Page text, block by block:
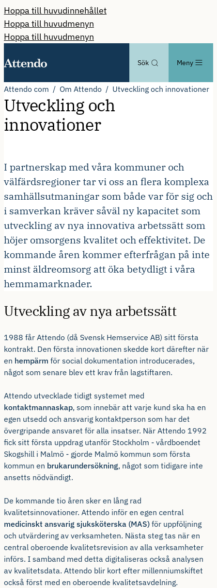
Hoppa till huvudinnehållet
Hoppa till huvudmenyn
Hoppa till huvudmenyn
Sök Meny
Attendo com Om Attendo Utveckling och innovationer
Utveckling och
innovationer
I partnerskap med våra kommuner och
välfärdsregioner tar vi oss an flera komplexa
samhällsutmaningar som både var för sig och
i samverkan kräver såväl ny kapacitet som
utveckling av nya innovativa arbetssätt som
höjer omsorgens kvalitet och effektivitet. De
kommande åren kommer efterfrågan på inte
minst äldreomsorg att öka betydligt i våra
hemmamarknader.
Utveckling av nya arbetssätt
1988 får Attendo (då Svensk Hemservice AB) sitt första
kontrakt. Den första innovationen skedde kort därefter när
en hempärm för social dokumentation introducerades,
något som senare blev ett krav från lagstiftaren.
Attendo utvecklade tidigt systemet med
kontaktmannaskap, som innebär att varje kund ska ha en
egen utsedd och ansvarig kontaktperson som har det
övergripande ansvaret för alla insatser. När Attendo 1992
fick sitt första uppdrag utanför Stockholm - vårdboendet
Skogshill i Malmö - gjorde Malmö kommun som första
kommun en brukarundersökning, något som tidigare inte
ansetts nödvändigt.
De kommande tio åren sker en lång rad
kvalitetsinnovationer. Attendo inför en egen central
medicinskt ansvarig sjuksköterska (MAS) för uppföljning
och utvärdering av verksamheten. Nästa steg tas när en
central oberoende kvalitetsrevision av alla verksamheter
införs. I samband med detta digitaliseras också analysen
av kvalitetsdata. Attendo blir kort efter millenniumskiftet
också först med en oberoende kvalitetsavdelning.